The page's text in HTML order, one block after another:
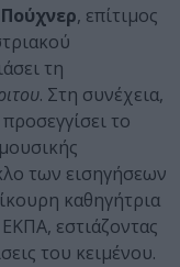
, επίτιμος
τη
. Στη συνέχεια,
το
των εισηγήσεων
καθηγήτρια
εστιάζοντας
του κειμένου.